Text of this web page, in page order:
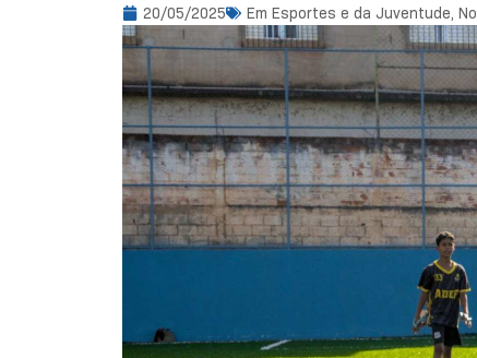
20/05/2025
Em Esportes e da Juventude,